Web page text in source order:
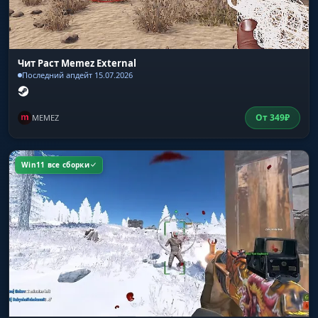
OOF Indicators
стрелки на врагов вне поля зрения (Out Of
FOV)
заливка моделей (Lightning, Glow, Fire и др.)
Disable Player Culling
отключение скрытия моделей на дистанции
Text Spacing
регулировка отступов текста
Distances
Чит Раст Memez External
Последний апдейт 15.07.2026
MEMEZ От349₽
Win11 все сборки